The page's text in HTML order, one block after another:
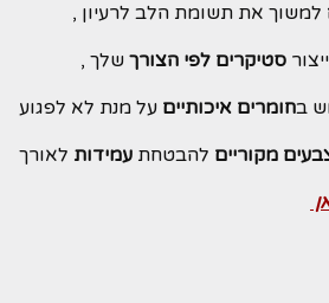
למשוך את תשומת הלב לרעיון ,
סטיקרים לפי הצורךשלך ,
בחומרים איכותיים על מנת לא לפגוע
מקוריים להבטחת עמידות לאורך